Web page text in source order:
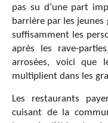
pas su d’une part
barrière par les
suffisamment les
après les rave-
arrosées, voici que
multiplient dans les
Les restaurants
cuisant de la